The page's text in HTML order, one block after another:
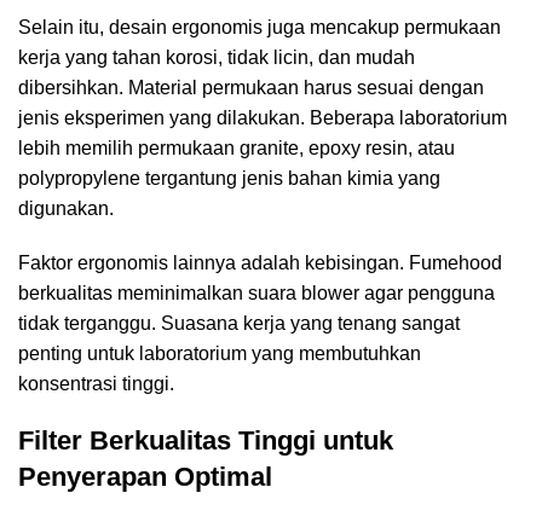
Selain itu, desain ergonomis juga mencakup permukaan
kerja yang tahan korosi, tidak licin, dan mudah
dibersihkan. Material permukaan harus sesuai dengan
jenis eksperimen yang dilakukan. Beberapa laboratorium
lebih memilih permukaan granite, epoxy resin, atau
polypropylene tergantung jenis bahan kimia yang
digunakan.
Faktor ergonomis lainnya adalah kebisingan. Fumehood
berkualitas meminimalkan suara blower agar pengguna
tidak terganggu. Suasana kerja yang tenang sangat
penting untuk laboratorium yang membutuhkan
konsentrasi tinggi.
Filter Berkualitas Tinggi untuk
Penyerapan Optimal